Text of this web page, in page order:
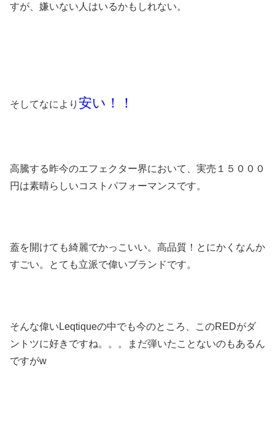
すが、嫌いない人はいるかもしれない。
そしてなにより 安い！！
高騰する昨今のエフェクター界において、実売１５０００
円は素晴らしいコストパフォーマンスです。
蓋を開けても綺麗でかっこいい。高品質！とにかくなんか
すごい。とても立派で偉いブランドです。
そんな偉いLeqtiqueの中でも今のところ、このREDがダ
ントツに好きですね。。。まだ弾いたことないのもあるん
ですがw